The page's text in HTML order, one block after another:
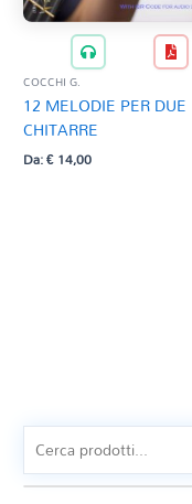
COCCHI G.
12 MELODIE PER DUE
CHITARRE
Da:€14,00